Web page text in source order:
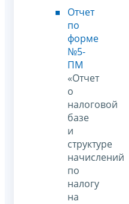
Отчет
по
форме
№5-
ПМ
«Отчет
о
налоговой
базе
и
структуре
начислений
по
налогу
на